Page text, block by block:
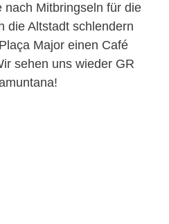
nach Mitbringseln für die
die Altstadt schlendern
Major einen Café
sehen uns wieder GR